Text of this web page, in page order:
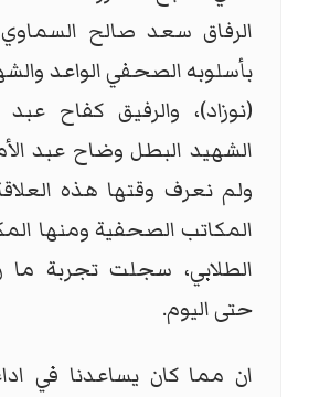
الرفاق سعد صالح السماوي
بأسلوبه الصحفي الواعد
(نوزاد)، والرفيق كفاح
الشهيد البطل وضاح عبد
ولم نعرف وقتها هذه
المكاتب الصحفية ومنها
الطلابي، سجلت تجربة
حتى اليوم.
ان مما كان يساعدنا في